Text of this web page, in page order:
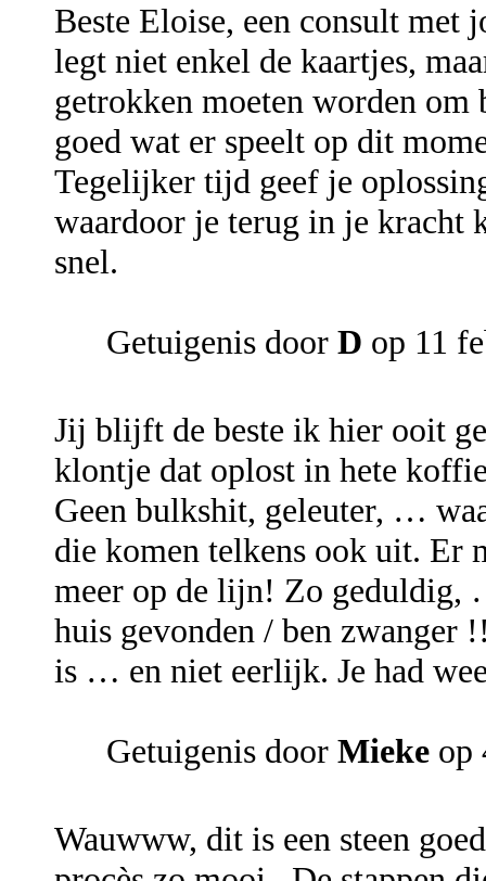
Beste Eloise, een consult met
legt niet enkel de kaartjes,
getrokken moeten worden om
goed wat er speelt op dit
Tegelijker tijd geef je
waardoor je terug in je kracht
snel.
Getuigenis door D op 11
Jij blijft de beste ik hier ooit
klontje dat oplost in hete
Geen bulkshit, geleuter, …
die komen telkens ook uit. Er
meer op de lijn! Zo geduldig,
huis gevonden / ben zwanger
is … en niet eerlijk. Je had
Getuigenis door Mieke op
Wauwww, dit is een steen